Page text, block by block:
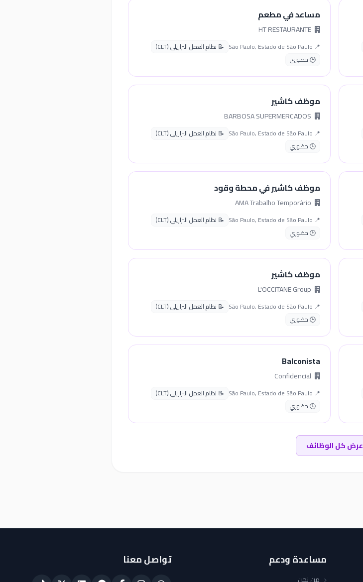
مساعد في مطعم
📍 São Paulo, Estado de São Paulo
📝 نظام العمل البرازيلي (CLT)
🕒 حضوري
موظف كاشير
📍 São Paulo, Estado de São Paulo
📝 نظام العمل البرازيلي (CLT)
🕒 حضوري
موظف كاشير في محطة وقود
📍 São Paulo, Estado de São Paulo
📝 نظام العمل البرازيلي (CLT)
🕒 حضوري
موظف كاشير
📍 São Paulo, Estado de São Paulo
📝 نظام العمل البرازيلي (CLT)
🕒 حضوري
Balconista
📍 São Paulo, Estado de São Paulo
📝 نظام العمل البرازيلي (CLT)
🕒 حضوري
عرض كل الوظائف
مساعدة ودعم تواصل معنا